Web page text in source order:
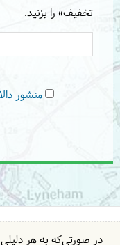
تخفیف» را بزنید.
منشور
در صورتی‌که به هر